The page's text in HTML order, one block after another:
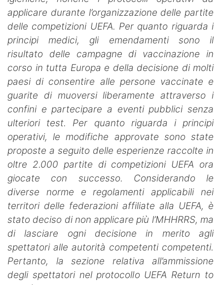
applicare durante l’organizzazione delle partite
delle competizioni UEFA. Per quanto riguarda i
principi medici, gli emendamenti sono il
risultato delle campagne di vaccinazione in
corso in tutta Europa e della decisione di molti
paesi di consentire alle persone vaccinate e
guarite di muoversi liberamente attraverso i
confini e partecipare a eventi pubblici senza
ulteriori test. Per quanto riguarda i principi
operativi, le modifiche approvate sono state
proposte a seguito delle esperienze raccolte in
oltre 2.000 partite di competizioni UEFA ora
giocate con successo. Considerando le
diverse norme e regolamenti applicabili nei
territori delle federazioni affiliate alla UEFA, è
stato deciso di non applicare più l’MHHRRS, ma
di lasciare ogni decisione in merito agli
spettatori alle autorità competenti competenti.
Pertanto, la sezione relativa all’ammissione
degli spettatori nel protocollo UEFA Return to